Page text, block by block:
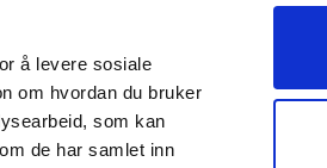
å levere sosiale
om hvordan du bruker
som kan
de har samlet inn
og ungdom